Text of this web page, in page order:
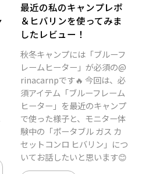
最近の私のキャンプレポ
＆ヒバリンを使ってみま
したレビュー！
秋冬キャンプには「ブルーフ
レームヒーター」が必須の@
rinacarnpです🔥 今回は、必
須アイテム「ブルーフレーム
ヒーター」を最近のキャンプ
で使った様子と、モニター体
験中の「ポータブル ガス カ
セットコンロ ヒバリン」につ
いてお話したいと思います😊